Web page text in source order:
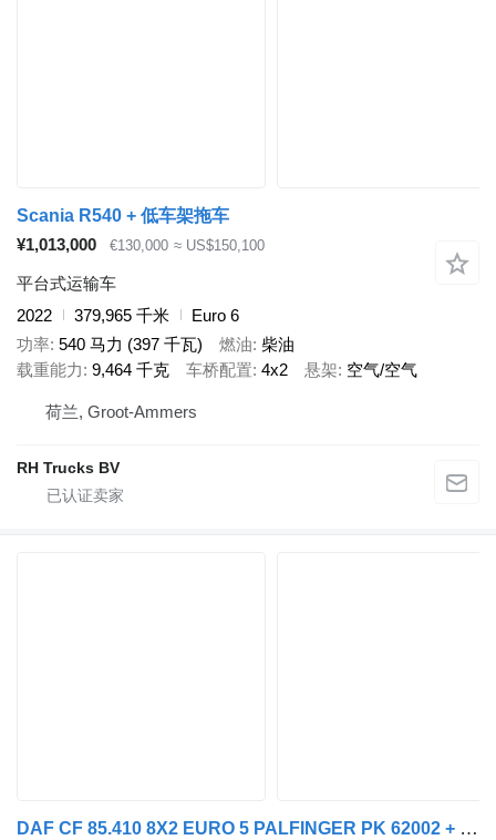
Scania R540 + 低车架拖车
¥1,013,000
€130,000 ≈ US$150,100
平台式运输车
2022
379,965 千米
Euro 6
功率 540 马力 (397 千瓦) 燃油 柴油
载重能力 9,464 千克 车桥配置 4x2 悬架 空气/空气
荷兰, Groot-Ammers
RH Trucks BV
DAF CF 85.410 8X2 EURO 5 PALFINGER PK 62002 + REMOTE CONTROL